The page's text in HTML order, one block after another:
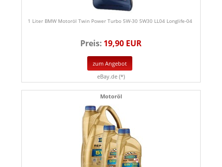
1 Liter BMW Motoröl Twin Power Turbo 5W-30 5W30 LL04 Longlife-04
Preis: 19,90 EUR
zum Angebot
eBay.de (*)
Motoröl